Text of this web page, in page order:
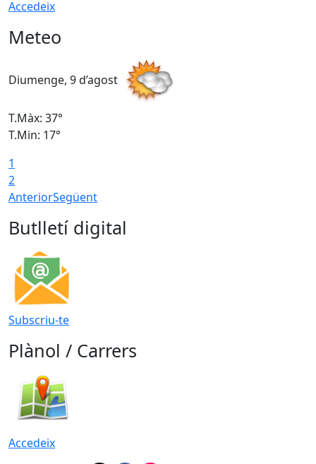
Accedeix
Meteo
Diumenge, 9 d’agost
T.Màx: 37°
T.Min: 17°
1
2
AnteriorSegüent
Butlletí digital
Subscriu-te
Plànol / Carrers
Accedeix